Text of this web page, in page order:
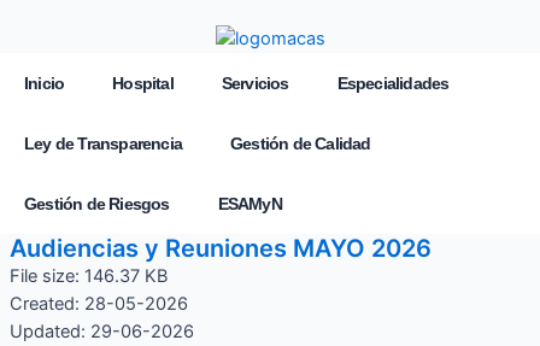
Inicio Hospital Servicios Especialidades
Ley de Transparencia Gestión de Calidad
Gestión de Riesgos ESAMyN
Audiencias y Reuniones MAYO 2026
File size: 146.37 KB
Created: 28-05-2026
Updated: 29-06-2026